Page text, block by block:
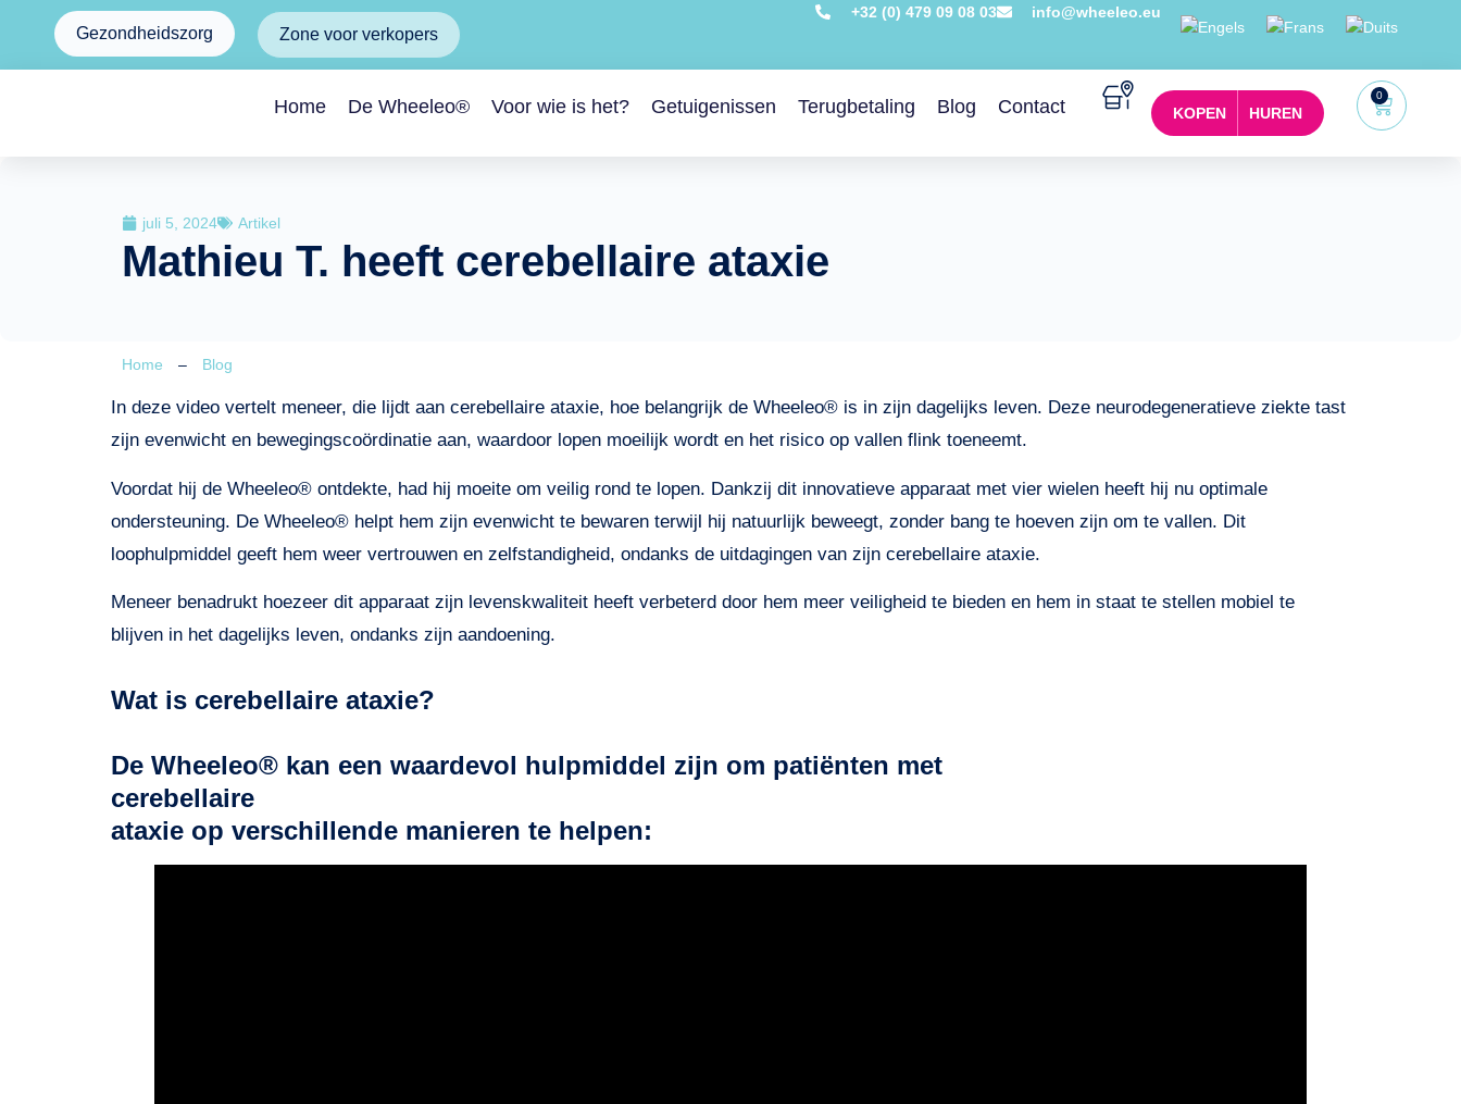
Gezondheidszorg Zone voor verkopers
+32 (0) 479 09 08 03 info@wheeleo.eu
Home De Wheeleo® Voor wie is het? Getuigenissen Terugbetaling Blog Contact KOPEN HUREN
0
juli 5, 2024 Artikel
Mathieu T. heeft cerebellaire ataxie
Home – Blog
In deze video vertelt meneer, die lijdt aan cerebellaire ataxie, hoe belangrijk de Wheeleo® is in zijn dagelijks leven. Deze neurodegeneratieve ziekte tast
zijn evenwicht en bewegingscoördinatie aan, waardoor lopen moeilijk wordt en het risico op vallen flink toeneemt.
Voordat hij de Wheeleo® ontdekte, had hij moeite om veilig rond te lopen. Dankzij dit innovatieve apparaat met vier wielen heeft hij nu optimale
ondersteuning. De Wheeleo® helpt hem zijn evenwicht te bewaren terwijl hij natuurlijk beweegt, zonder bang te hoeven zijn om te vallen. Dit
loophulpmiddel geeft hem weer vertrouwen en zelfstandigheid, ondanks de uitdagingen van zijn cerebellaire ataxie.
Meneer benadrukt hoezeer dit apparaat zijn levenskwaliteit heeft verbeterd door hem meer veiligheid te bieden en hem in staat te stellen mobiel te
blijven in het dagelijks leven, ondanks zijn aandoening.
Wat is cerebellaire ataxie?
De Wheeleo® kan een waardevol hulpmiddel zijn om patiënten met
cerebellaire
ataxie op verschillende manieren te helpen: